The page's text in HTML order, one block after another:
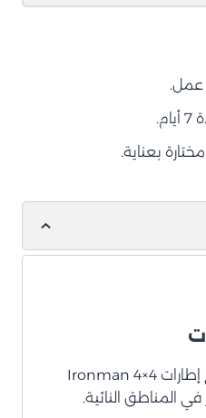
بعناية.
تُعد مجموعة أدوات إصلاح إطارات Ironman 4×4
المناطق النائية.